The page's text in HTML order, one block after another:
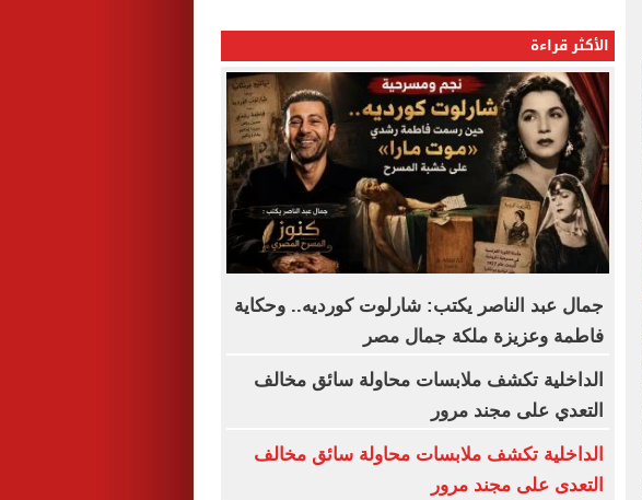
الأكثر قراءة
جمال عبد الناصر يكتب: شارلوت كورديه.. وحكاية
فاطمة وعزيزة ملكة جمال مصر
الداخلية تكشف ملابسات محاولة سائق مخالف
التعدي على مجند مرور
الداخلية تكشف ملابسات محاولة سائق مخالف
التعدى على مجند مرور